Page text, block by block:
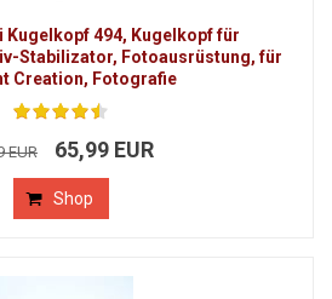
Kugelkopf 494, Kugelkopf für
Stabilizator, Fotoausrüstung, für
Creation, Fotografie
EUR 65,99 EUR
Shop